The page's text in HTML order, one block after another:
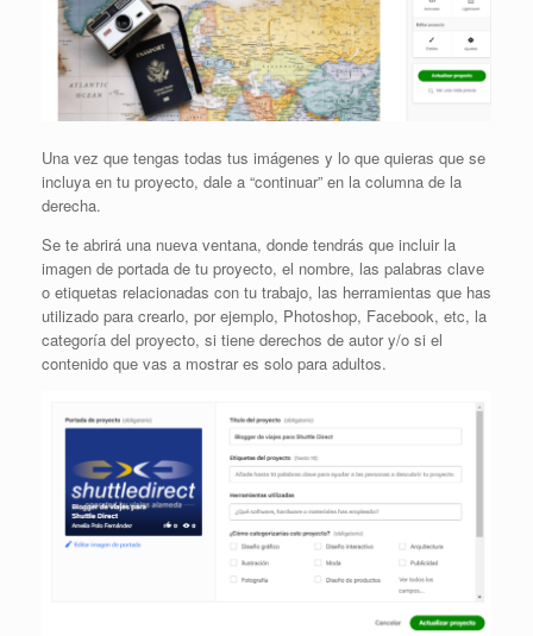
Una vez que tengas todas tus imágenes y lo que quieras que se
incluya en tu proyecto, dale a “continuar” en la columna de la
derecha.
Se te abrirá una nueva ventana, donde tendrás que incluir la
imagen de portada de tu proyecto, el nombre, las palabras clave
o etiquetas relacionadas con tu trabajo, las herramientas que has
utilizado para crearlo, por ejemplo, Photoshop, Facebook, etc, la
categoría del proyecto, si tiene derechos de autor y/o si el
contenido que vas a mostrar es solo para adultos.